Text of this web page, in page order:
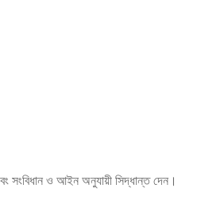
সংবিধান ও আইন অনুযায়ী সিদ্ধান্ত দেন।